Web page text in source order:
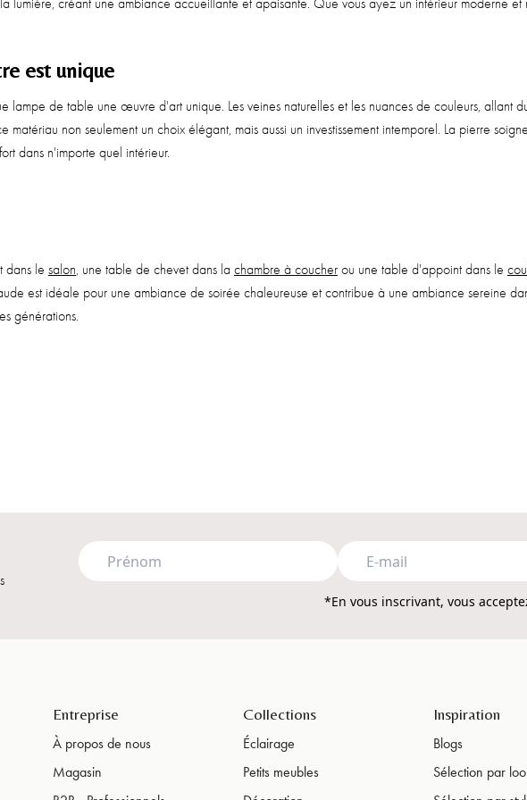
lumière, créant une ambiance accueillante et apaisante. Que vous ayez un intérieur moderne et
est unique
de table une œuvre d'art unique. Les veines naturelles et les nuances de couleurs, allant
non seulement un choix élégant, mais aussi un investissement intemporel. La pierre
dans n'importe quel intérieur.
dans le salon, une table de chevet dans la chambre à coucher ou une table d'appoint dans le
est idéale pour une ambiance de soirée chaleureuse et contribue à une ambiance sereine
générations.
*En vous inscrivant, vous
Entreprise
À propos de nous
Magasin
Collections
Éclairage
Petits meubles
Inspiration
Blogs
Sélection par